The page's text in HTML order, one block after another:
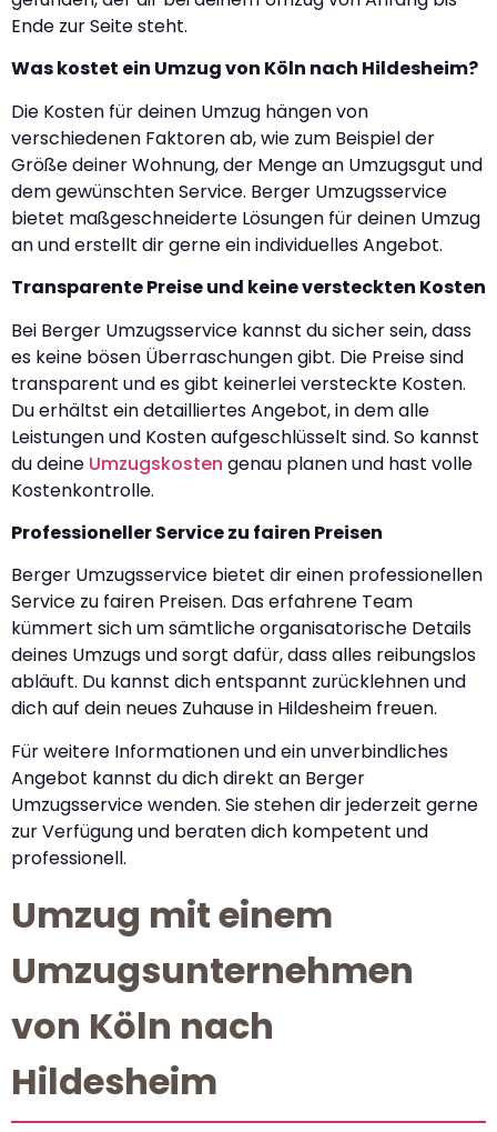
Ende zur Seite steht.
Was kostet ein Umzug von Köln nach Hildesheim?
Die Kosten für deinen Umzug hängen von
verschiedenen Faktoren ab, wie zum Beispiel der
Größe deiner Wohnung, der Menge an Umzugsgut und
dem gewünschten Service. Berger Umzugsservice
bietet maßgeschneiderte Lösungen für deinen Umzug
an und erstellt dir gerne ein individuelles Angebot.
Transparente Preise und keine versteckten Kosten
Bei Berger Umzugsservice kannst du sicher sein, dass
es keine bösen Überraschungen gibt. Die Preise sind
transparent und es gibt keinerlei versteckte Kosten.
Du erhältst ein detailliertes Angebot, in dem alle
Leistungen und Kosten aufgeschlüsselt sind. So kannst
du deine Umzugskosten genau planen und hast volle
Kostenkontrolle.
Professioneller Service zu fairen Preisen
Berger Umzugsservice bietet dir einen professionellen
Service zu fairen Preisen. Das erfahrene Team
kümmert sich um sämtliche organisatorische Details
deines Umzugs und sorgt dafür, dass alles reibungslos
abläuft. Du kannst dich entspannt zurücklehnen und
dich auf dein neues Zuhause in Hildesheim freuen.
Für weitere Informationen und ein unverbindliches
Angebot kannst du dich direkt an Berger
Umzugsservice wenden. Sie stehen dir jederzeit gerne
zur Verfügung und beraten dich kompetent und
professionell.
Umzug mit einem
Umzugsunternehmen
von Köln nach
Hildesheim